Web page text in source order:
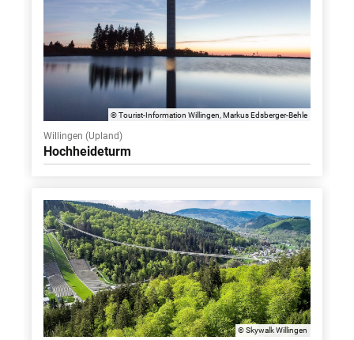
© Tourist-Information Willingen, Markus Edsberger-Behle
Willingen (Upland)
Hochheideturm
© Skywalk Willingen